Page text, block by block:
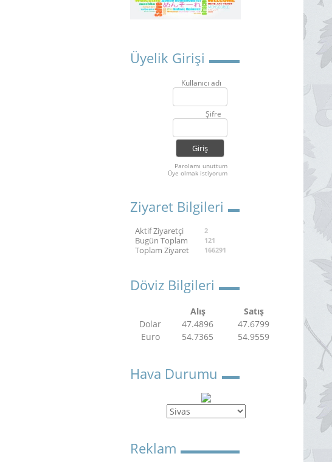
Üyelik Girişi
Kullanıcı adı
Şifre
Parolamı unuttum
Üye olmak istiyorum
Ziyaret Bilgileri
Aktif Ziyaretçi 2
Bugün Toplam 121
Toplam Ziyaret 166291
Döviz Bilgileri
Alış
Satış
Dolar
47.4896
47.6799
Euro
54.7365 54.9559
Hava Durumu
Reklam